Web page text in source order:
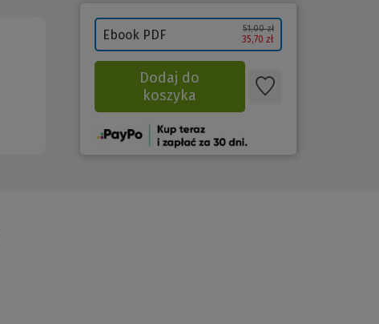
Ebook PDF 51,00 zł
35,70 zł
Dodaj do
koszyka